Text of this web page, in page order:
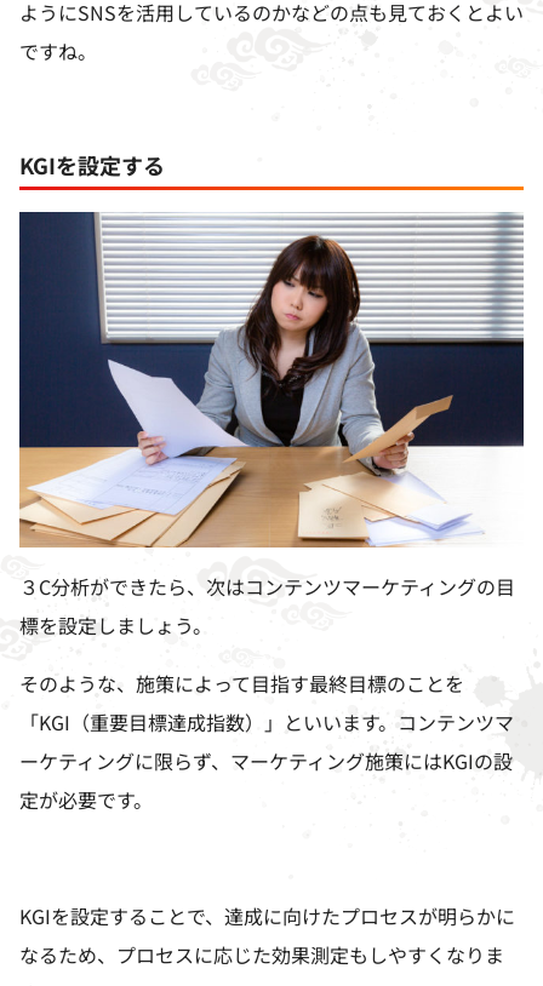
ようにSNSを活用しているのかなどの点も見ておくとよい
ですね。
KGIを設定する
３ C分析ができたら、次はコンテンツマーケティングの目
標を設定しましょう。
そのような、施策によって目指す最終目標のことを
「KGI （重要目標達成指数）」といいます。コンテンツマ
ーケティングに限らず、マーケティング施策にはKGIの設
定が必要です。
KGIを設定することで、達成に向けたプロセスが明らかに
なるため、プロセスに応じた効果測定もしやすくなりま